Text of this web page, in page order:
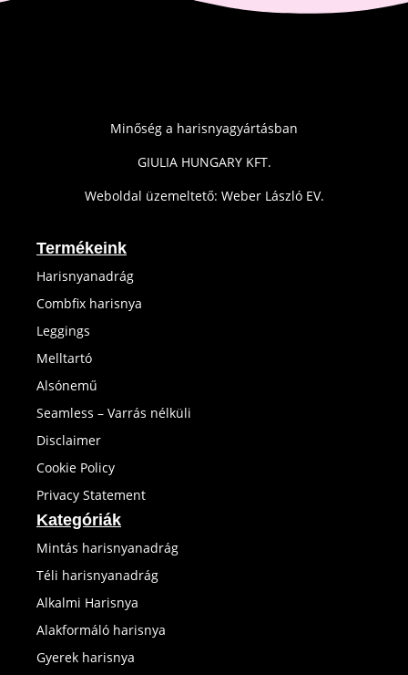
Minőség a harisnyagyártásban
GIULIA HUNGARY KFT.
Weboldal üzemeltető: Weber László EV.
Termékeink
Harisnyanadrág
Combfix harisnya
Leggings
Melltartó
Alsónemű
Seamless – Varrás nélküli
Disclaimer
Cookie Policy
Privacy Statement
Kategóriák
Mintás harisnyanadrág
Téli harisnyanadrág
Alkalmi Harisnya
Alakformáló harisnya
Gyerek harisnya